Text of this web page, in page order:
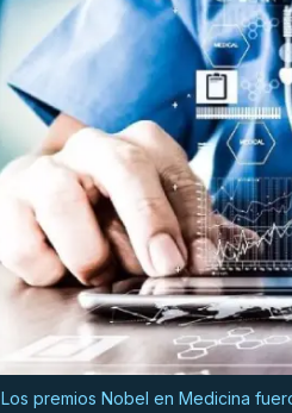
Los premios Nobel en Medicina